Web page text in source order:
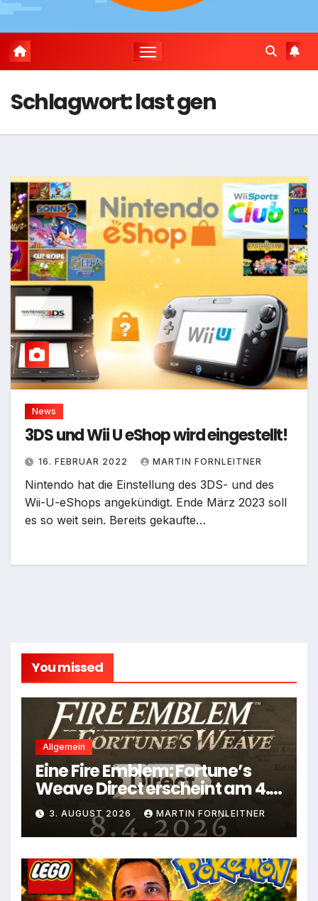
Schlagwort:last gen
News
3DS und Wii U eShop wird eingestellt!
16. FEBRUAR 2022 MARTIN FORNLEITNER
Nintendo hat die Einstellung des 3DS- und des
Wii-U-eShops angekündigt. Ende März 2023 soll
es so weit sein. Bereits gekaufte…
You missed
Allgemein
Eine Fire Emblem: Fortune’s
Weave Direct erscheint am 4.
August
3. AUGUST 2026 MARTIN FORNLEITNER